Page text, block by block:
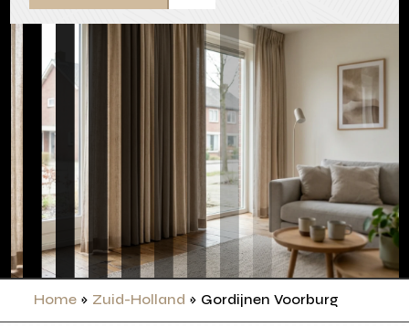
Home » Zuid-Holland » Gordijnen Voorburg